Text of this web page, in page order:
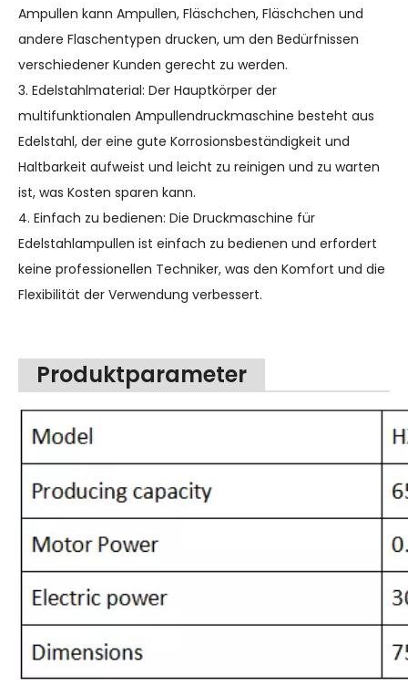
Ampullen kann Ampullen, Fläschchen, Fläschchen und
andere Flaschentypen drucken, um den Bedürfnissen
verschiedener Kunden gerecht zu werden.
3. Edelstahlmaterial: Der Hauptkörper der
multifunktionalen Ampullendruckmaschine besteht aus
Edelstahl, der eine gute Korrosionsbeständigkeit und
Haltbarkeit aufweist und leicht zu reinigen und zu warten
ist, was Kosten sparen kann.
4. Einfach zu bedienen: Die Druckmaschine für
Edelstahlampullen ist einfach zu bedienen und erfordert
keine professionellen Techniker, was den Komfort und die
Flexibilität der Verwendung verbessert.
Produktparameter